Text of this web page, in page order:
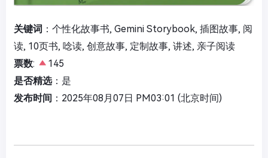
关键词 ：个性化故事书, Gemini Storybook, 插图故事, 阅
读, 10页书, 唸读, 创意故事, 定制故事, 讲述, 亲子阅读
票数:
145
是否精选：是
发布时间 ：2025年08月07日 PM03:01 (北京时间)